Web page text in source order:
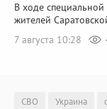
В ходе
жителей
7 августа 10:28
СВО Украина